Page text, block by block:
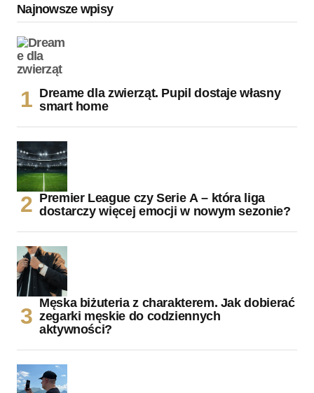
Najnowsze wpisy
Dreame dla zwierząt. Pupil dostaje własny
smart home
Premier League czy Serie A – która liga
dostarczy więcej emocji w nowym sezonie?
Męska biżuteria z charakterem. Jak dobierać
zegarki męskie do codziennych
aktywności?